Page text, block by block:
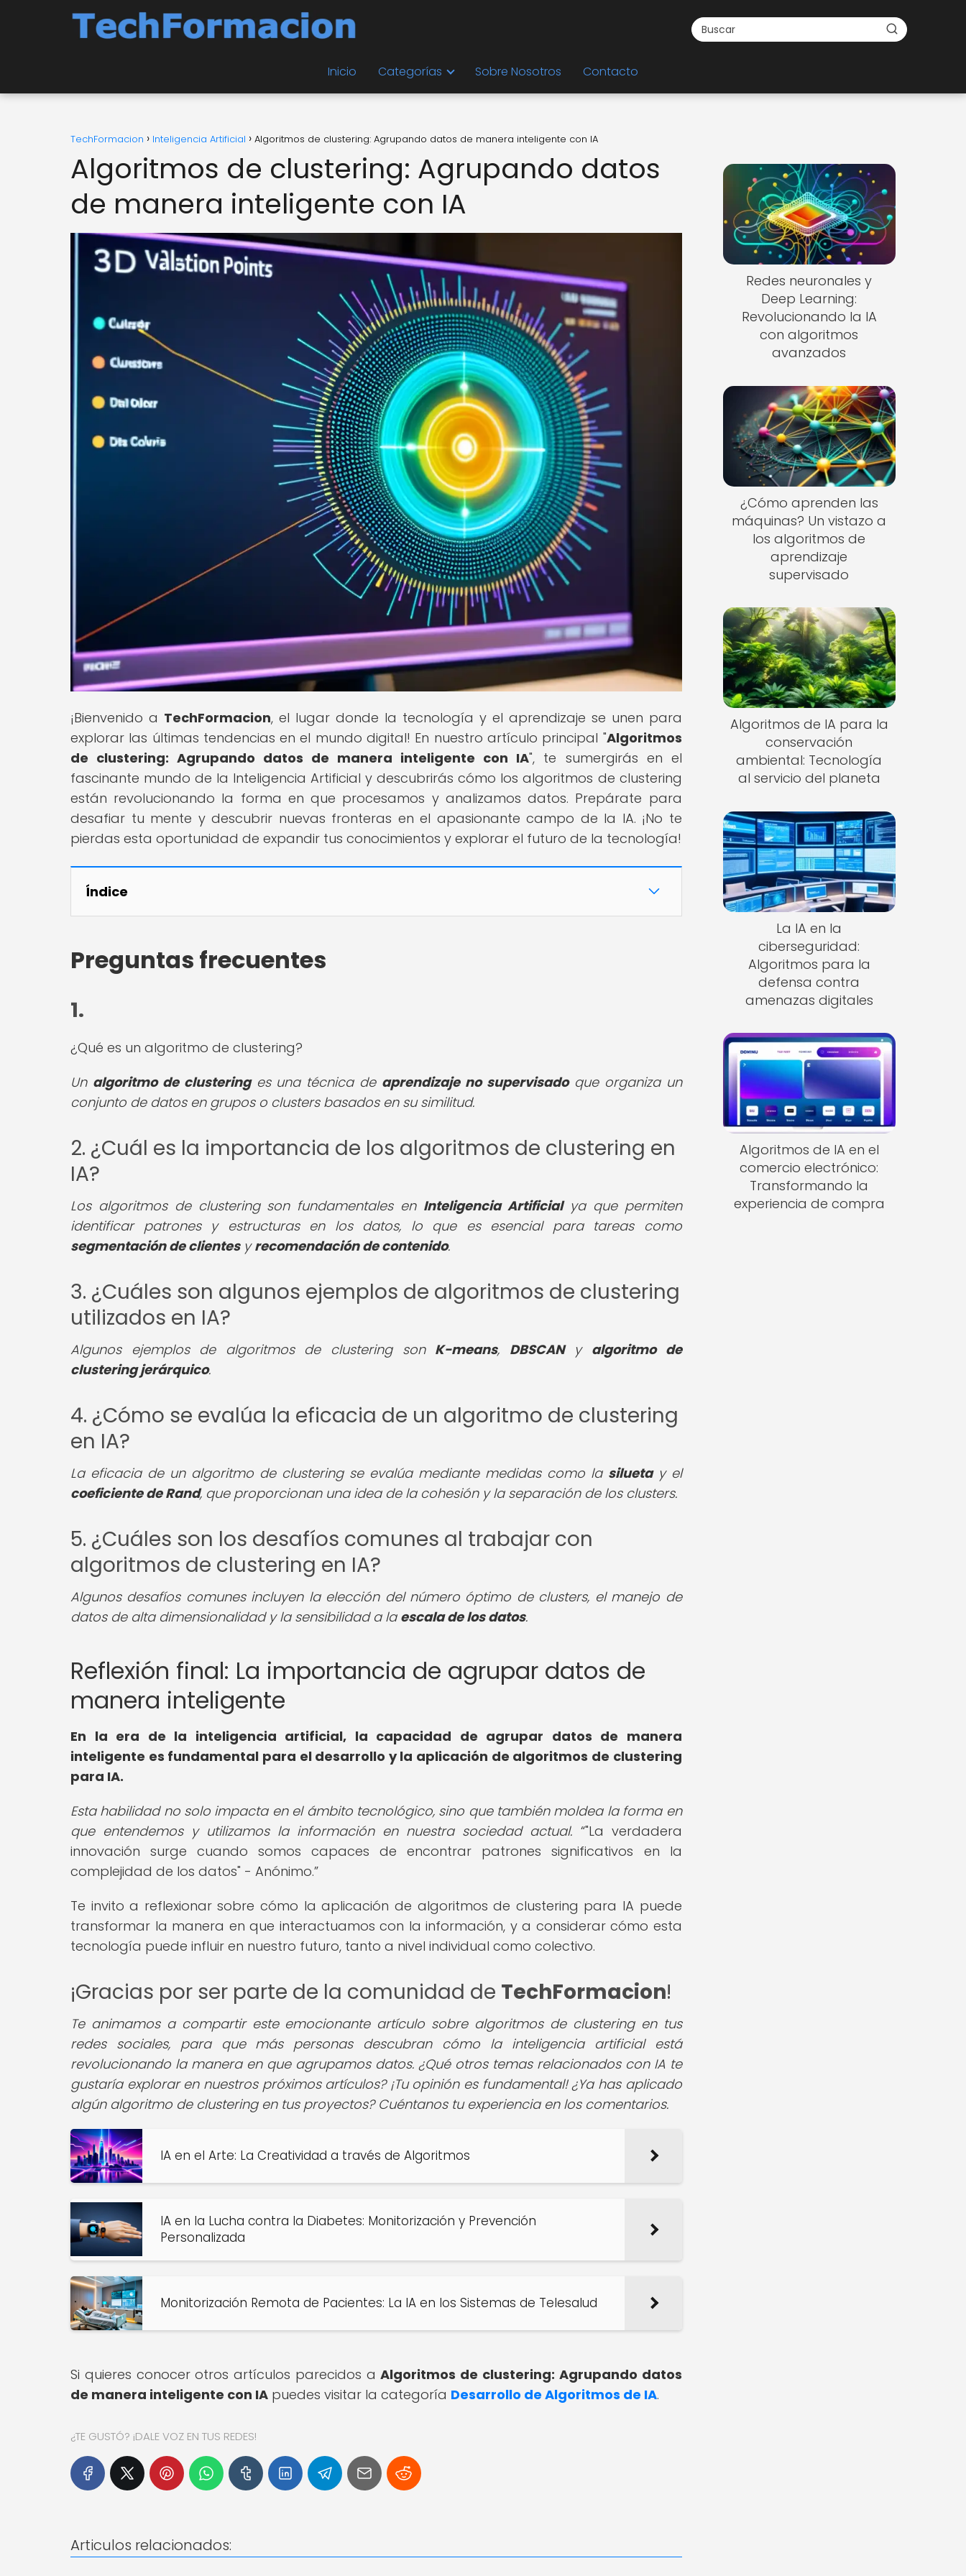
Inicio Categorías Sobre Nosotros Contacto
TechFormacion Inteligencia Artificial Algoritmos de clustering: Agrupando datos de manera inteligente con IA
Algoritmos de clustering: Agrupando datos
de manera inteligente con IA
¡Bienvenido a TechFormacion, el lugar donde la tecnología y el aprendizaje se unen para
explorar las últimas tendencias en el mundo digital! En nuestro artículo principal "Algoritmos
de clustering: Agrupando datos de manera inteligente con IA", te sumergirás en el
fascinante mundo de la Inteligencia Artificial y descubrirás cómo los algoritmos de clustering
están revolucionando la forma en que procesamos y analizamos datos. Prepárate para
desafiar tu mente y descubrir nuevas fronteras en el apasionante campo de la IA. ¡No te
pierdas esta oportunidad de expandir tus conocimientos y explorar el futuro de la tecnología!
Índice
Preguntas frecuentes
1.
¿Qué es un algoritmo de clustering?
Un algoritmo de clusteringes una técnica de aprendizaje no supervisadoque organiza un
conjunto de datos en grupos o clusters basados en su similitud.
2. ¿Cuál es la importancia de los algoritmos de clustering en
IA?
Los algoritmos de clustering son fundamentales en Inteligencia Artificialya que permiten
identificar patrones y estructuras en los datos, lo que es esencial para tareas como
segmentación de clientesyrecomendación de contenido.
3. ¿Cuáles son algunos ejemplos de algoritmos de clustering
utilizados en IA?
Algunos ejemplos de algoritmos de clustering son K-means, DBSCANy algoritmo de
clustering jerárquico.
4. ¿Cómo se evalúa la eficacia de un algoritmo de clustering
en IA?
La eficacia de un algoritmo de clustering se evalúa mediante medidas como la siluetay el
coeficiente de Rand, que proporcionan una idea de la cohesión y la separación de los clusters.
5. ¿Cuáles son los desafíos comunes al trabajar con
algoritmos de clustering en IA?
Algunos desafíos comunes incluyen la elección del número óptimo de clusters, el manejo de
datos de alta dimensionalidad y la sensibilidad a la escala de los datos.
Reflexión final: La importancia de agrupar datos de
manera inteligente
En la era de la inteligencia artificial, la capacidad de agrupar datos de manera
inteligente es fundamental para el desarrollo y la aplicación de algoritmos de clustering
para IA.
Esta habilidad no solo impacta en el ámbito tecnológico, sino que también moldea la forma en
que entendemos y utilizamos la información en nuestra sociedad actual.
"La verdadera
innovación surge cuando somos capaces de encontrar patrones significativos en la
complejidad de los datos" - Anónimo.
Te invito a reflexionar sobre cómo la aplicación de algoritmos de clustering para IA puede
transformar la manera en que interactuamos con la información, y a considerar cómo esta
tecnología puede influir en nuestro futuro, tanto a nivel individual como colectivo.
¡Gracias por ser parte de la comunidad de TechFormacion!
Te animamos a compartir este emocionante artículo sobre algoritmos de clustering en tus
redes sociales, para que más personas descubran cómo la inteligencia artificial está
revolucionando la manera en que agrupamos datos. ¿Qué otros temas relacionados con IA te
gustaría explorar en nuestros próximos artículos? ¡Tu opinión es fundamental! ¿Ya has aplicado
algún algoritmo de clustering en tus proyectos? Cuéntanos tu experiencia en los comentarios.
IA en el Arte: La Creatividad a través de Algoritmos
IA en la Lucha contra la Diabetes: Monitorización y Prevención
Personalizada
Monitorización Remota de Pacientes: La IA en los Sistemas de Telesalud
Si quieres conocer otros artículos parecidos aAlgoritmos de clustering: Agrupando datos
de manera inteligente con IA puedes visitar la categoría Desarrollo de Algoritmos de IA.
¿TE GUSTÓ? ¡DALE VOZ EN TUS REDES!
Articulos relacionados:
Redes neuronales y
Deep Learning:
Revolucionando la IA
con algoritmos
avanzados
¿Cómo aprenden las
máquinas? Un vistazo a
los algoritmos de
aprendizaje
supervisado
Algoritmos de IA para la
conservación
ambiental: Tecnología
al servicio del planeta
La IA en la
ciberseguridad:
Algoritmos para la
defensa contra
amenazas digitales
Algoritmos de IA en el
comercio electrónico:
Transformando la
experiencia de compra